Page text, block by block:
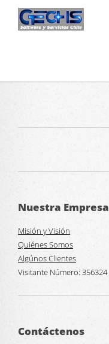
Nuestra Empresa
Misión y Visión
Quiénes Somos
Algúnos Clientes
Visitante Número: 356324
Contáctenos